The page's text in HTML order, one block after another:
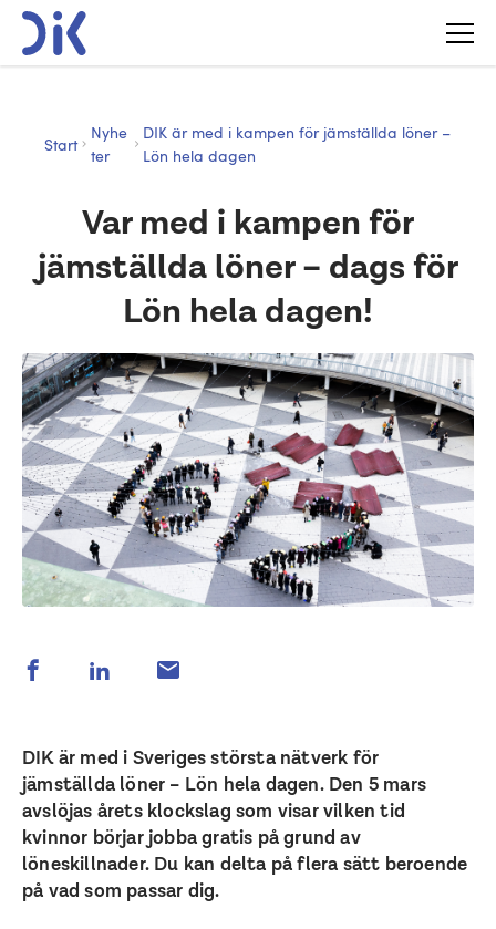
Start
Nyhe
ter
DIK är med i kampen för jämställda löner –
Lön hela dagen
Var med i kampen för
jämställda löner – dags för
Lön hela dagen!
DIK är med i Sveriges största nätverk för
jämställda löner – Lön hela dagen. Den 5 mars
avslöjas årets klockslag som visar vilken tid
kvinnor börjar jobba gratis på grund av
löneskillnader. Du kan delta på flera sätt beroende
på vad som passar dig.